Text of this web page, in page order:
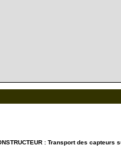
: Transport des capteurs